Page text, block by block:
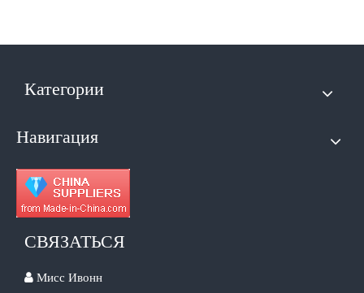
Категории
Навигация
СВЯЗАТЬСЯ
 Мисс Ивонн